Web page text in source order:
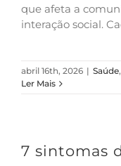
que afeta a
interação social.
abril 16th, 2026 | Saúde,
Ler Mais
7 sintomas